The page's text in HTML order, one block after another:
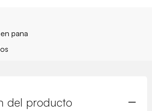
pana
del producto